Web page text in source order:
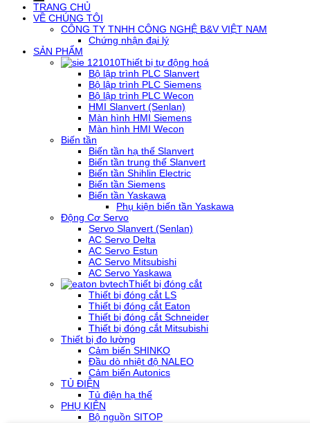
TRANG CHỦ
VỀ CHÚNG TÔI
CÔNG TY TNHH CÔNG NGHỆ B&V VIỆT NAM
Chứng nhận đại lý
SẢN PHẨM
Thiết bị tự động hoá
Bộ lập trình PLC Slanvert
Bộ lập trình PLC Siemens
Bộ lập trình PLC Wecon
HMI Slanvert (Senlan)
Màn hình HMI Siemens
Màn hình HMI Wecon
Biến tần
Biến tần hạ thế Slanvert
Biến tần trung thế Slanvert
Biến tần Shihlin Electric
Biến tần Siemens
Biến tần Yaskawa
Phụ kiện biến tần Yaskawa
Động Cơ Servo
Servo Slanvert (Senlan)
AC Servo Delta
AC Servo Estun
AC Servo Mitsubishi
AC Servo Yaskawa
Thiết bị đóng cắt
Thiết bị đóng cắt LS
Thiết bị đóng cắt Eaton
Thiết bị đóng cắt Schneider
Thiết bị đóng cắt Mitsubishi
Thiết bị đo lường
Cảm biến SHINKO
Đầu dò nhiệt độ NALEO
Cảm biến Autonics
TỦ ĐIỆN
Tủ điện hạ thế
PHỤ KIỆN
Bộ nguồn SITOP